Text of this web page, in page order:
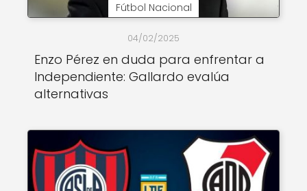
Fútbol Nacional
04/02/2025
Enzo Pérez en duda para enfrentar a
Independiente: Gallardo evalúa
alternativas